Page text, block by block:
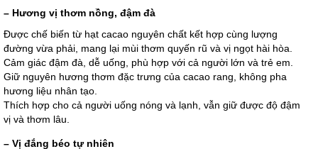
– Hương vị thơm nồng, đậm đà
Được chế biến từ hạt cacao nguyên chất kết hợp cùng lượng
đường vừa phải, mang lại mùi thơm quyến rũ và vị ngọt hài hòa.
Cảm giác đậm đà, dễ uống, phù hợp với cả người lớn và trẻ em.
Giữ nguyên hương thơm đặc trưng của cacao rang, không pha
hương liệu nhân tạo.
Thích hợp cho cả người uống nóng và lạnh, vẫn giữ được độ đậm
vị và thơm lâu.
– Vị đắng béo tự nhiên